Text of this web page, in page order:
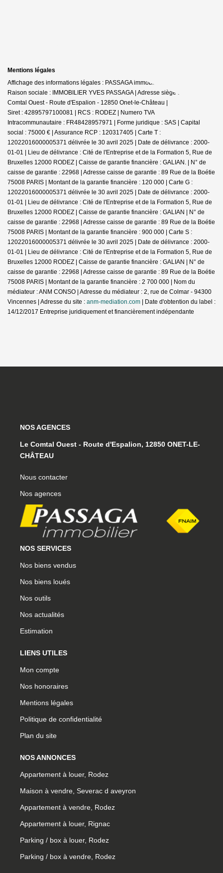
Mentions légales
Affichage des informations légales : PASSAGA immobilier - Onet-le-Château |
Raison sociale : IMMOBILIER YVES PASSAGA | Adresse siège social : Le
Comtal Ouest - Route d'Espalion - 12850 Onet-le-Château |
Siret : 42895797100081 | RCS : RODEZ | Numero TVA
Intracommunautaire : FR48428957971 | Forme juridique : SAS | Capital
social : 75000 € | Assurance RCP : 120317405 | Carte T :
12022016000005371 délivrée le 30 avril 2025 | Date de délivrance : 2000-
01-01 | Lieu de délivrance : Cité de l'Entreprise et de la Formation 5, Rue de
Bruxelles 12000 RODEZ | Caisse de garantie financière : GALIAN. | N° de
caisse de garantie : 22968 | Adresse caisse de garantie : 89 Rue de la Boétie
75008 PARIS | Montant de la garantie financière : 120 000 | Carte G :
12022016000005371 délivrée le 30 avril 2025 | Date de délivrance : 2000-
01-01 | Lieu de délivrance : Cité de l'Entreprise et de la Formation 5, Rue de
Bruxelles 12000 RODEZ | Caisse de garantie financière : GALIAN | N° de
caisse de garantie : 22968 | Adresse caisse de garantie : 89 Rue de la Boétie
75008 PARIS | Montant de la garantie financière : 900 000 | Carte S :
12022016000005371 délivrée le 30 avril 2025 | Date de délivrance : 2000-
01-01 | Lieu de délivrance : Cité de l'Entreprise et de la Formation 5, Rue de
Bruxelles 12000 RODEZ | Caisse de garantie financière : GALIAN | N° de
caisse de garantie : 22968 | Adresse caisse de garantie : 89 Rue de la Boétie
75008 PARIS | Montant de la garantie financière : 2 700 000 | Nom du
médiateur : ANM CONSO | Adresse du médiateur : 2, rue de Colmar - 94300
Vincennes | Adresse du site : anm-mediation.com | Date d'obtention du label :
14/12/2017 Entreprise juridiquement et financièrement indépendante
NOS AGENCES
15 place du Général de Gaulle, 12130 SAINT-GENIEZ-
D'OLT-ET-D'AUBRAC
Nous contacter
Nos agences
NOS SERVICES
Nos biens vendus
Nos biens loués
Nos outils
Nos actualités
Estimation
LIENS UTILES
Mon compte
Nos honoraires
Mentions légales
Politique de confidentialité
Plan du site
NOS ANNONCES
Appartement à louer, Rodez
Maison à vendre, Severac d aveyron
Appartement à vendre, Rodez
Appartement à louer, Rignac
Parking / box à louer, Rodez
Parking / box à vendre, Rodez